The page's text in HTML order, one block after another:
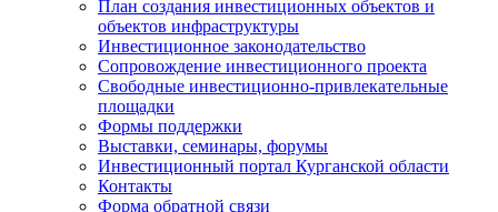
План создания инвестиционных объектов и
объектов инфраструктуры
Инвестиционное законодательство
Сопровождение инвестиционного проекта
Свободные инвестиционно-привлекательные
площадки
Формы поддержки
Выставки, семинары, форумы
Инвестиционный портал Курганской области
Контакты
Форма обратной связи